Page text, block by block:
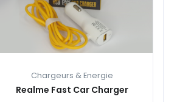
Chargeurs & Energie
Realme Fast Car Charger